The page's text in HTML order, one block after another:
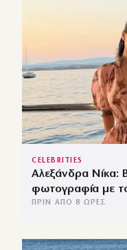
CELEBRITIES
Αλεξάνδρα Νίκα:
φωτογραφία με
ΠΡΙΝ ΑΠΌ 8 ΏΡΕΣ